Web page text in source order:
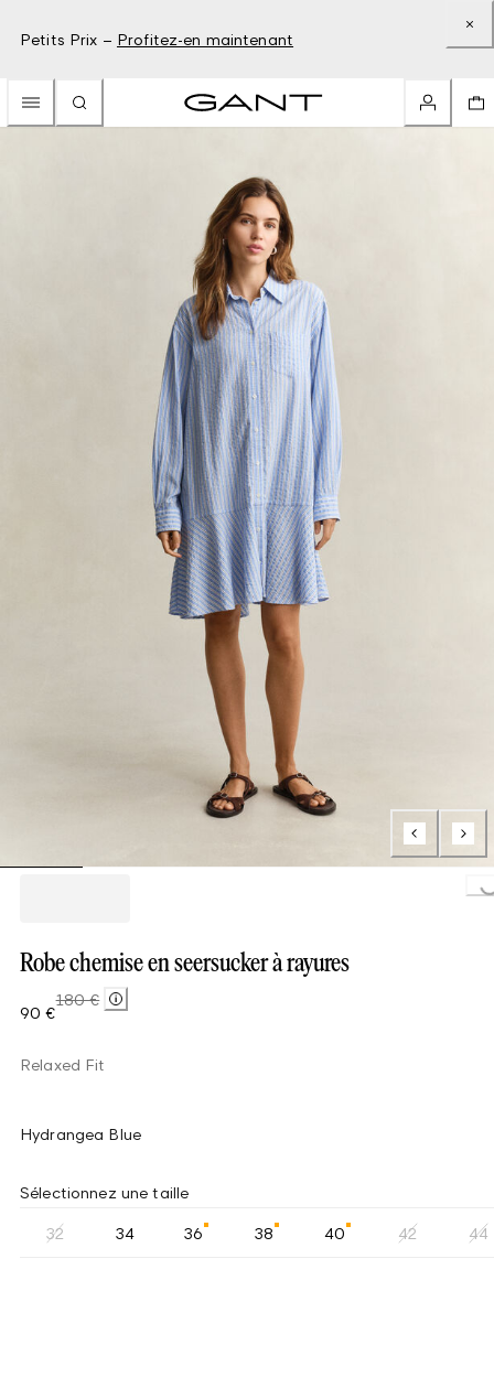
Petits Prix – Profitez-en maintenant
Robe chemise en seersucker à rayures
90 €
180 €
Relaxed Fit
Hydrangea Blue
Sélectionnez une taille
32 34 36 38 40 42 44